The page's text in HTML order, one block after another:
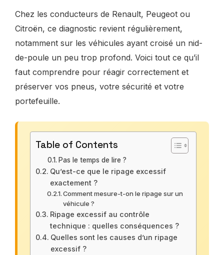
Chez les conducteurs de Renault, Peugeot ou
Citroën, ce diagnostic revient régulièrement,
notamment sur les véhicules ayant croisé un nid-
de-poule un peu trop profond. Voici tout ce qu’il
faut comprendre pour réagir correctement et
préserver vos pneus, votre sécurité et votre
portefeuille.
Table of Contents
Pas le temps de lire ?
Qu’est-ce que le ripage excessif
exactement ?
Comment mesure-t-on le ripage sur un
véhicule ?
Ripage excessif au contrôle
technique : quelles conséquences ?
Quelles sont les causes d’un ripage
excessif ?